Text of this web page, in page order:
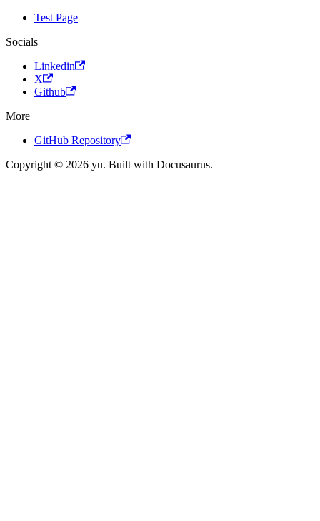
Test Page
Socials
Linkedin
X
Github
More
GitHub Repository
Copyright © 2026 yu. Built with Docusaurus.